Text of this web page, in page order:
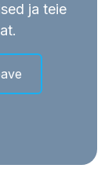
ja teie